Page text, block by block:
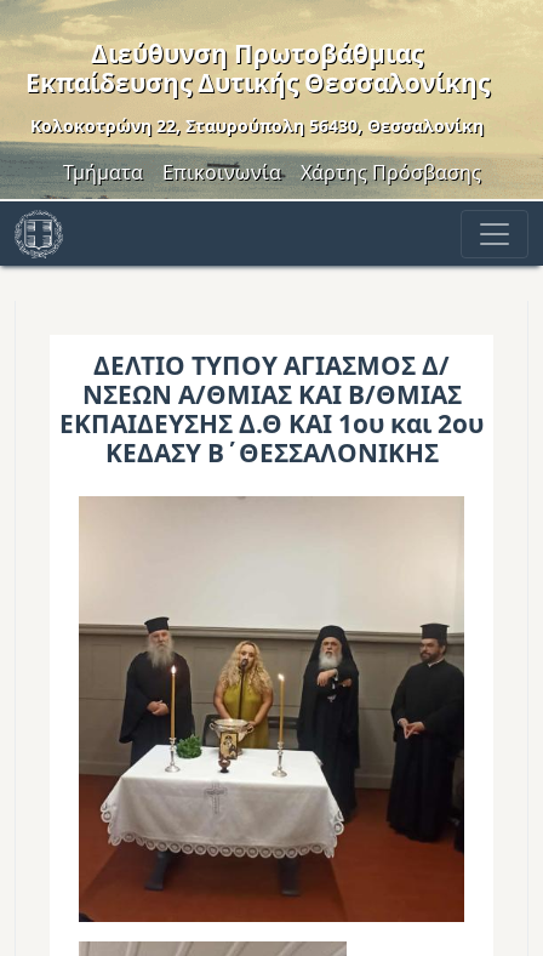
Παράκαμψη προς το κυρίως περιεχόμενο
Διεύθυνση Πρωτοβάθμιας
Εκπαίδευσης Δυτικής Θεσσαλονίκης
Κολοκοτρώνη 22, Σταυρούπολη 56430, Θεσσαλονίκη
Header Menu
Τμήματα Επικοινωνία Χάρτης Πρόσβασης
ΔΕΛΤΙΟ ΤΥΠΟΥ ΑΓΙΑΣΜΟΣ Δ/
ΝΣΕΩΝ Α/ΘΜΙΑΣ ΚΑΙ Β/ΘΜΙΑΣ
ΕΚΠΑΙΔΕΥΣΗΣ Δ.Θ ΚΑΙ 1ου και 2ου
ΚΕΔΑΣΥ Β΄ΘΕΣΣΑΛΟΝΙΚΗΣ